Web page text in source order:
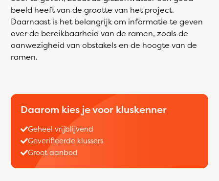
beeld heeft van de grootte van het project.
Daarnaast is het belangrijk om informatie te geven
over de bereikbaarheid van de ramen, zoals de
aanwezigheid van obstakels en de hoogte van de
ramen.
Daarom kies je voor kluskenner
Geheel vrijblijvend
Geverifieerde klussers
Groot aanbod